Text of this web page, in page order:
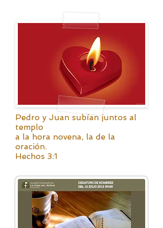
Pedro y Juan subían juntos al
templo
a la hora novena, la de la
oración.
Hechos 3:1